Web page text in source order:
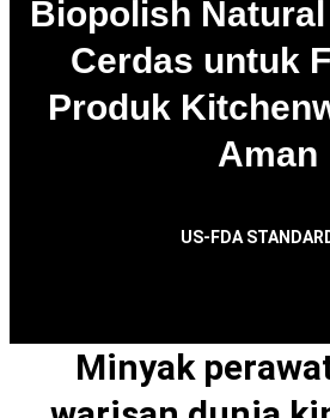
Biopolish
Cerdas untuk
Produk
Aman
US-FDA
Minyak